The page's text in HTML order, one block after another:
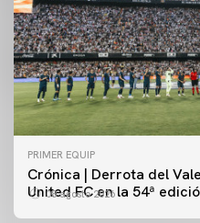
PRIMER EQUIP
Crónica | Derrota del
United FC en la 54ª
08 agosto 2026